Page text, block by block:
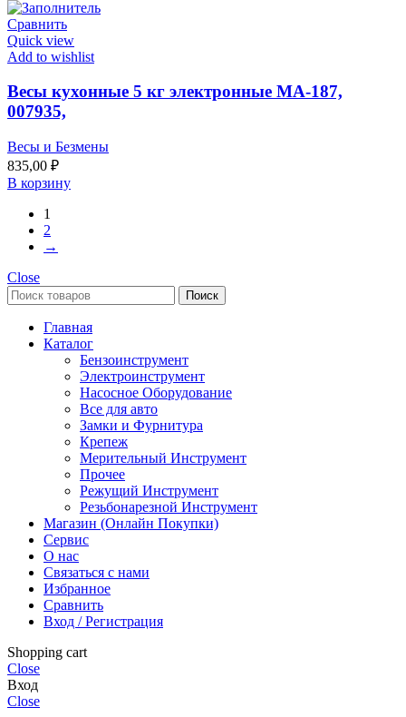
Сравнить
Quick view
Add to wishlist
Весы кухонные 5 кг электронные МА-187,
007935,
Весы и Безмены
835,00 ₽
В корзину
1
2
→
Close
Поиск
Главная
Каталог
Бензоинструмент
Электроинструмент
Насосное Оборудование
Все для авто
Замки и Фурнитура
Крепеж
Мерительный Инструмент
Прочее
Режущий Инструмент
Резьбонарезной Инструмент
Магазин (Онлайн Покупки)
Сервис
О нас
Связаться с нами
Избранное
Сравнить
Вход / Регистрация
Shopping cart
Close
Вход
Close